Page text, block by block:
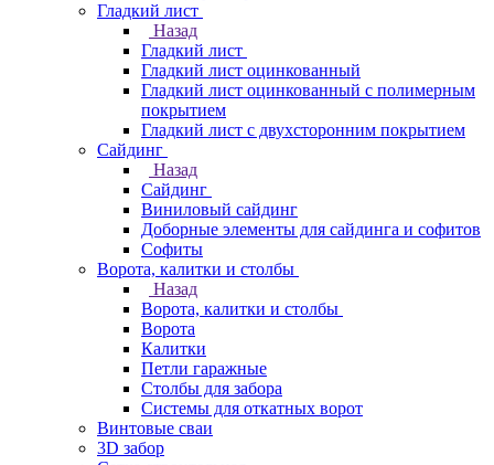
Гладкий лист
Назад
Гладкий лист
Гладкий лист оцинкованный
Гладкий лист оцинкованный с полимерным
покрытием
Гладкий лист с двухсторонним покрытием
Сайдинг
Назад
Сайдинг
Виниловый сайдинг
Доборные элементы для сайдинга и софитов
Софиты
Ворота, калитки и столбы
Назад
Ворота, калитки и столбы
Ворота
Калитки
Петли гаражные
Столбы для забора
Системы для откатных ворот
Винтовые сваи
3D забор